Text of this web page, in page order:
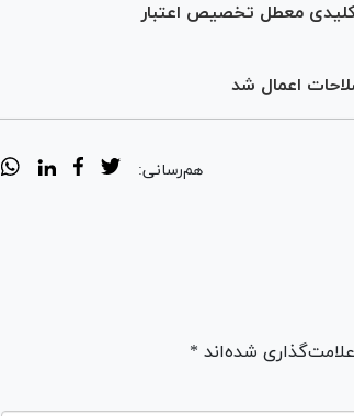
کلیدی معطل تخصیص اعتبار
هم‌رسانی:
شده‌اند *